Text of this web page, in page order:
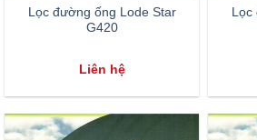
Lọc đường ống Lode Star
G420
Liên hệ
Lọc